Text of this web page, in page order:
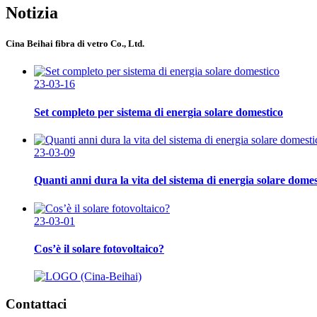
Notizia
Cina Beihai fibra di vetro Co., Ltd.
23-03-16
Set completo per sistema di energia solare domestico
23-03-09
Quanti anni dura la vita del sistema di energia solare
23-03-01
Cos’è il solare fotovoltaico?
Contattaci